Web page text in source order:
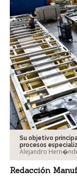
Su objetivo
procesos
Alejandro
Redacción